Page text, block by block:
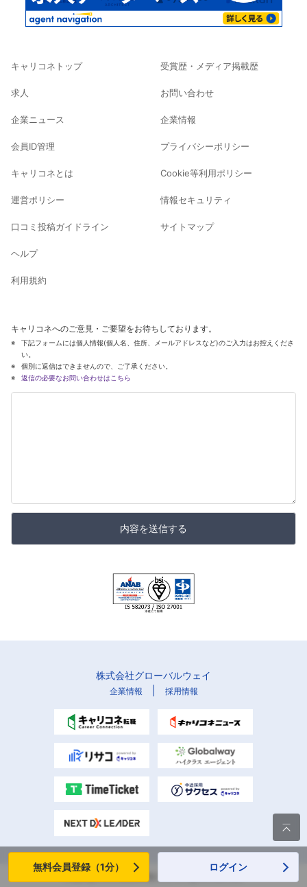
キャリコネトップ
求人
企業ニュース
会員ID管理
キャリコネとは
運営ポリシー
口コミ投稿ガイドライン
ヘルプ
利用規約
受賞歴・メディア掲載歴
お問い合わせ
企業情報
プライバシーポリシー
Cookie等利用ポリシー
情報セキュリティ
サイトマップ
キャリコネへのご意見・ご要望をお待ちしております。
下記フォームには個人情報(個人名、住所、メールアドレスなど)のご入力はお控えくださ
い。
個別に返信はできませんので、ご了承ください。
返信の必要なお問い合わせはこちら
内容を送信する
株式会社グローバルウェイ
企業情報 採用情報
Copyright (C) Globalway, Inc. All rights reserved.

無料会員登録（1分） ログイン